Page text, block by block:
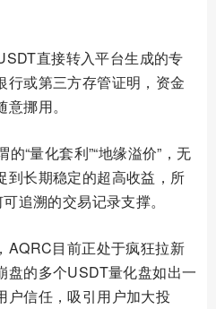
直接转入平台生成的专
行或第三方存管证明，资金
挪用。
“量化套利”“地缘溢价”，无
到长期稳定的超高收益，所
追溯的交易记录支撑。
AQRC目前正处于疯狂拉新
盘的多个USDT量化盘如出一
户信任，吸引用户加大投